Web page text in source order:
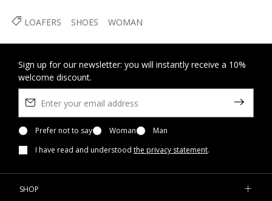
LOAFERS SHOES WOMAN
Sign up for our newsletter: you will instantly receive a 10%
welcome discount.
Prefer not to say Woman
Man
I have read and understood the privacy statement.
SHOP